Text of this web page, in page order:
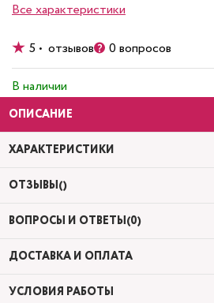
Все характеристики
5 • отзывов 0 вопросов
В наличии
ОПИСАНИЕ
ХАРАКТЕРИСТИКИ
ОТЗЫВЫ()
ВОПРОСЫ И ОТВЕТЫ(0)
ДОСТАВКА И ОПЛАТА
УСЛОВИЯ РАБОТЫ